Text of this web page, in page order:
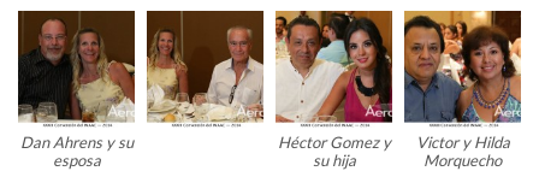
Dan Ahrens y su
esposa
Héctor Gomez y
su hija
Victor y Hilda
Morquecho